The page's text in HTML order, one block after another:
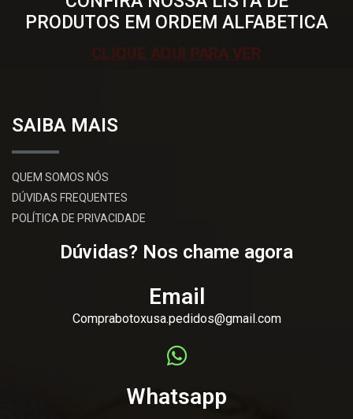
PRODUTOS EM ORDEM ALFABETICA
CLIQUE AQUI PARA VER
SAIBA MAIS
QUEM SOMOS NÓS
DÚVIDAS FREQUENTES
POLÍTICA DE PRIVACIDADE
Dúvidas? Nos chame agora
Email
Comprabotoxusa.pedidos@gmail.com
Whatsapp